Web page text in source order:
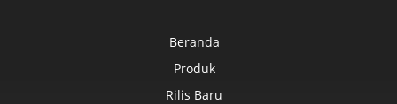
Beranda
Produk
Rilis Baru